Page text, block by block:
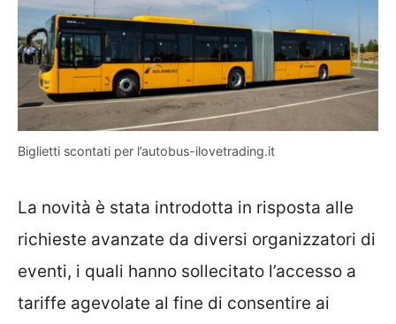
Biglietti scontati per l’autobus-ilovetrading.it
La novità è stata introdotta in risposta alle
richieste avanzate da diversi organizzatori di
eventi, i quali hanno sollecitato l’accesso a
tariffe agevolate al fine di consentire ai